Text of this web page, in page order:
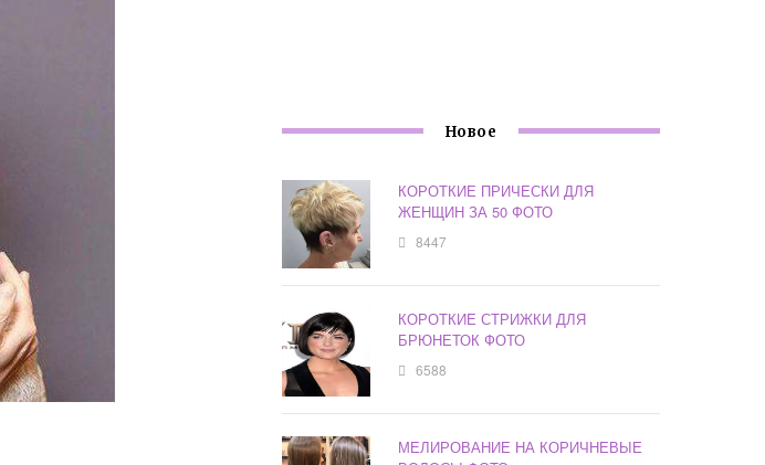
Новое
КОРОТКИЕ ПРИЧЕСКИ ДЛЯ
ЖЕНЩИН ЗА 50 ФОТО
8447
КОРОТКИЕ СТРИЖКИ ДЛЯ
БРЮНЕТОК ФОТО
6588
МЕЛИРОВАНИЕ НА КОРИЧНЕВЫЕ